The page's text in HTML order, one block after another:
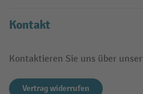
Kontakt
Kontaktieren Sie uns über unser
Vertrag widerrufen